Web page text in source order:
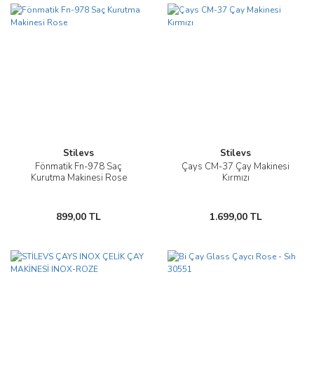
Stilevs
Fönmatik Fn-978 Saç
Kurutma Makinesi Rose
899,00 TL
Stilevs
Çays CM-37 Çay Makinesi
Kırmızı
1.699,00 TL